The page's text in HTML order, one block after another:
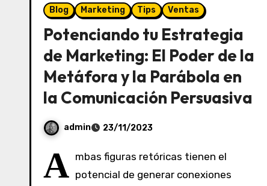
Blog Marketing Tips Ventas
Potenciando tu Estrategia
de Marketing: El Poder de la
Metáfora y la Parábola en
la Comunicación Persuasiva
admin 23/11/2023
n
A mbas figuras retóricas tienen el
potencial de generar conexiones